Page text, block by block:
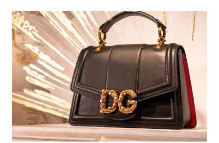
MARCAS
DE
JOIAS
E
RELÓGIOS
NA
SUPER
SALE
DOS
NAMORADOS